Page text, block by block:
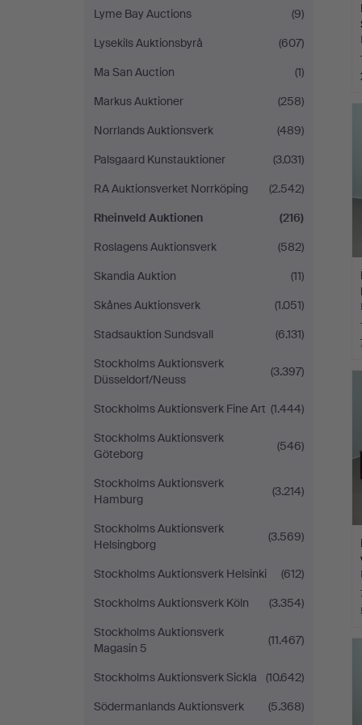
Lyme Bay Auctions
(9)
Lysekils Auktionsbyrå
(607)
Ma San Auction
(1)
Markus Auktioner
(258)
Norrlands Auktionsverk
(489)
Palsgaard Kunstauktioner
(3.031)
RA Auktionsverket Norrköping
(2.542)
Rheinveld Auktionen
(216)
Roslagens Auktionsverk
(582)
Skandia Auktion
(11)
Skånes Auktionsverk
(1.051)
Stadsauktion Sundsvall
(6.131)
Stockholms Auktionsverk
Düsseldorf/Neuss
(3.397)
Stockholms Auktionsverk Fine Art (1.444)
Stockholms Auktionsverk
Göteborg
(546)
Stockholms Auktionsverk
Hamburg
(3.214)
Stockholms Auktionsverk
Helsingborg
(3.569)
Stockholms Auktionsverk Helsinki
(612)
Stockholms Auktionsverk Köln
(3.354)
Stockholms Auktionsverk
Magasin 5
(11.467)
Stockholms Auktionsverk Sickla
(10.642)
Södermanlands Auktionsverk
(5.368)